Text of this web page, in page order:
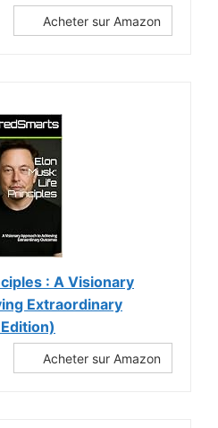
Acheter sur Amazon
: A Visionary
Extraordinary
Acheter sur Amazon